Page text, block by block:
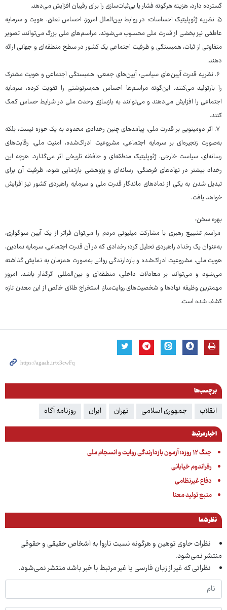
گسترده دارد، هزینه هرگونه فشار یا بی‌ثبات‌سازی را برای رقیبان افزایش می‌دهد.
۵. نظریه ژئوپلیتیک احساسات: در روابط بین‌الملل امروز، احساس تعلق، هویت و سرمایه
عاطفی نیز بخشی از قدرت ملی محسوب می‌شوند. مراسم‌های ملی بزرگ می‌توانند تصویر
متفاوتی از ثبات، همبستگی و ظرفیت اجتماعی یک کشور در سطح منطقه‌ای و جهانی ارائه
دهند.
۶. نظریه قدرت آیین‌های سیاسی: آیین‌های جمعی، همبستگی اجتماعی و هویت مشترک
را بازتولید می‌کنند. این‌گونه مراسم‌ها احساس هم‌سرنوشتی را تقویت کرده، سرمایه
اجتماعی را افزایش می‌دهند و می‌توانند به بازسازی وحدت ملی در شرایط حساس کمک
کنند.
۷. اثر دومینویی بر قدرت ملی: پیامدهای چنین رخدادی محدود به یک حوزه نیست، بلکه
به‌صورت زنجیره‌ای بر سرمایه اجتماعی، مشروعیت ادراک‌شده، امنیت ملی، رقابت‌های
رسانه‌ای، سیاست خارجی، ژئوپلیتیک منطقه‌ای و حافظه تاریخی اثر می‌گذارد. هرچه این
رخداد بیشتر در نهادهای فرهنگی، رسانه‌ای و پژوهشی بازنمایی شود، ظرفیت آن برای
تبدیل شدن به یکی از نمادهای ماندگار قدرت ملی و سرمایه راهبردی کشور نیز افزایش
خواهد یافت.
بهره سخن:
مراسم تشییع رهبری با مشارکت میلیونی مردم را می‌توان فراتر از یک آیین سوگواری،
به‌عنوان یک رخداد راهبردی تحلیل کرد؛ رخدادی که در آن قدرت اجتماعی، سرمایه نمادین،
هویت ملی، مشروعیت ادراک‌شده و بازدارندگی روانی به‌صورت همزمان به نمایش گذاشته
می‌شود و می‌تواند بر معادلات داخلی، منطقه‌ای و بین‌المللی اثرگذار باشد. امروز
مهمترین وظیفه نهادها و شخصیت‌های روایت‌ساز، استخراج طلای خالص از این معدن تازه
کشف شده است.
برچسب‌ها
انقلاب جمهوری اسلامی تهران ایران روزنامه آگاه
اخبار مرتبط
جنگ ۱۲ روزه؛ آزمون بازدارندگی روایت و انسجام ملی
رفراندوم خیابانی
دفاع غیرنظامی
منبع تولید معنا
نظر شما
نظرات حاوی توهین و هرگونه نسبت ناروا به اشخاص حقیقی و حقوقی
منتشر نمی‌شود.
نظراتی که غیر از زبان فارسی یا غیر مرتبط با خبر باشد منتشر نمی‌شود.